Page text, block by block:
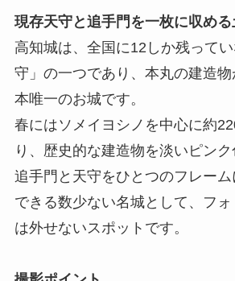
現存天守と追手門を一枚に収め
高知城は、全国に12しか残って
守」の一つであり、本丸の建造物
本唯一のお城です。
春にはソメイヨシノを中心に約
り、歴史的な建造物を淡いピンク
追手門と天守をひとつのフレー
できる数少ない名城として、フ
は外せないスポットです。